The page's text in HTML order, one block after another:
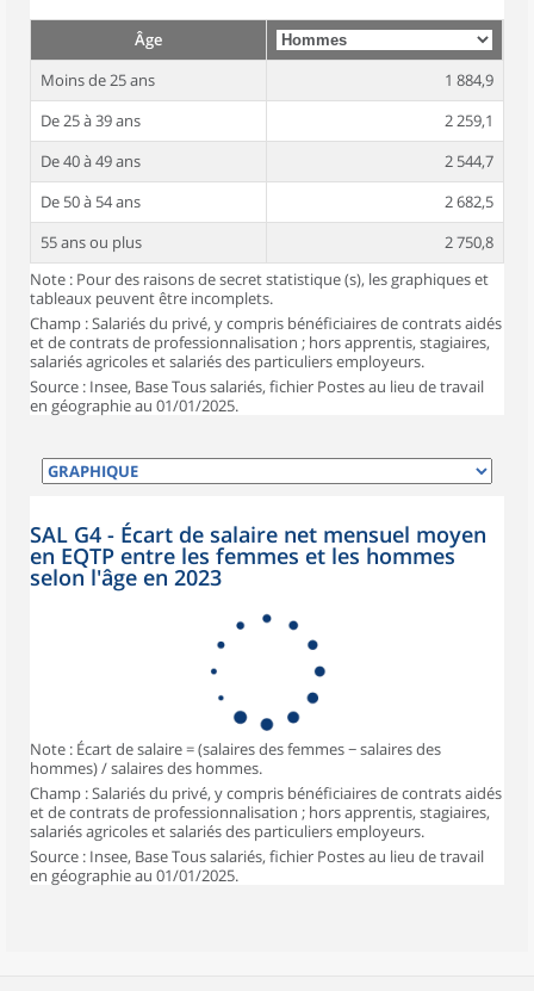
Âge
Moins de 25 ans
1 884,9
De 25 à 39 ans
2 259,1
De 40 à 49 ans
2 544,7
De 50 à 54 ans
2 682,5
55 ans ou plus
2 750,8
Note : Pour des raisons de secret statistique (s), les graphiques et
tableaux peuvent être incomplets.
Champ : Salariés du privé, y compris bénéficiaires de contrats aidés
et de contrats de professionnalisation ; hors apprentis, stagiaires,
salariés agricoles et salariés des particuliers employeurs.
Source : Insee, Base Tous salariés, fichier Postes au lieu de travail
en géographie au 01/01/2025.
SAL G4 - Écart de salaire net mensuel moyen
en EQTP entre les femmes et les hommes
selon l'âge en 2023
Note : Écart de salaire = (salaires des femmes − salaires des
hommes) / salaires des hommes.
Champ : Salariés du privé, y compris bénéficiaires de contrats aidés
et de contrats de professionnalisation ; hors apprentis, stagiaires,
salariés agricoles et salariés des particuliers employeurs.
Source : Insee, Base Tous salariés, fichier Postes au lieu de travail
en géographie au 01/01/2025.